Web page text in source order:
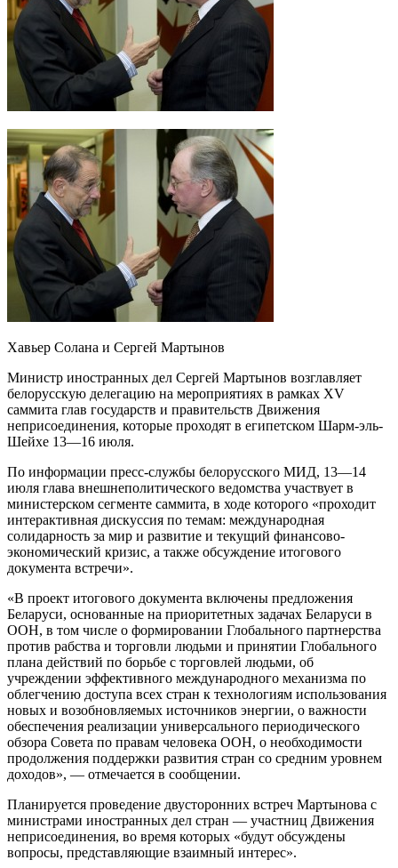
Хавьер Солана и Сергей Мартынов
Министр иностранных дел Сергей Мартынов возглавляет
белорусскую делегацию на мероприятиях в рамках XV
саммита глав государств и правительств Движения
неприсоединения, которые проходят в египетском Шарм-эль-
Шейхе 13—16 июля.
По информации пресс-службы белорусского МИД, 13—14
июля глава внешнеполитического ведомства участвует в
министерском сегменте саммита, в ходе которого «проходит
интерактивная дискуссия по темам: международная
солидарность за мир и развитие и текущий финансово-
экономический кризис, а также обсуждение итогового
документа встречи».
«В проект итогового документа включены предложения
Беларуси, основанные на приоритетных задачах Беларуси в
ООН, в том числе о формировании Глобального партнерства
против рабства и торговли людьми и принятии Глобального
плана действий по борьбе с торговлей людьми, об
учреждении эффективного международного механизма по
облегчению доступа всех стран к технологиям использования
новых и возобновляемых источников энергии, о важности
обеспечения реализации универсального периодического
обзора Совета по правам человека ООН, о необходимости
продолжения поддержки развития стран со средним уровнем
доходов», — отмечается в сообщении.
Планируется проведение двусторонних встреч Мартынова с
министрами иностранных дел стран — участниц Движения
неприсоединения, во время которых «будут обсуждены
вопросы, представляющие взаимный интерес».